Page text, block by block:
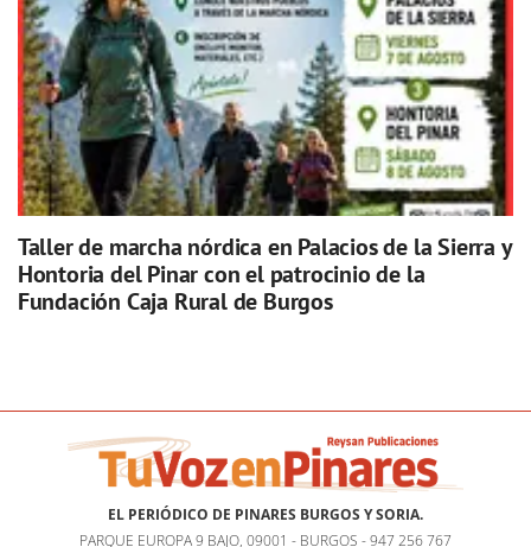
Taller de marcha nórdica en Palacios de la Sierra y
Hontoria del Pinar con el patrocinio de la
Fundación Caja Rural de Burgos
EL PERIÓDICO DE PINARES BURGOS Y SORIA.
PARQUE EUROPA 9 BAJO, 09001 - BURGOS - 947 256 767